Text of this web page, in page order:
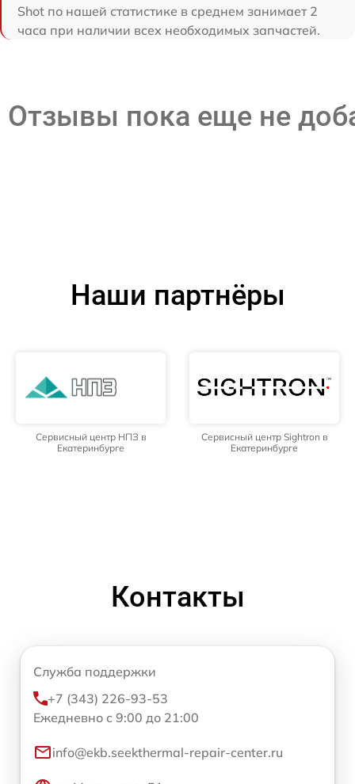
Shot по нашей статистике в среднем занимает 2
часа при наличии всех необходимых запчастей.
Отзывы пока еще не
Наши партнёры
Сервисный центр НПЗ в
Екатеринбурге
Сервисный центр Sightron в
Екатеринбурге
Контакты
Служба поддержки
+7 (343) 226-93-53
Ежедневно с 9:00 до 21:00
info@ekb.seekthermal-repair-center.ru